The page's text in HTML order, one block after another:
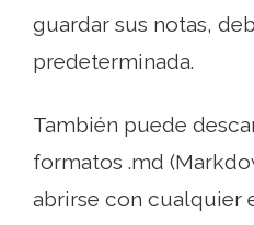
guardar sus notas,
predeterminada.
También puede
formatos .md
abrirse con cualquier